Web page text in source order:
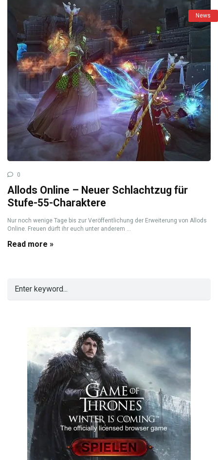
News
0
Allods Online – Neuer Schlachtzug für
Stufe-55-Charaktere
Nur noch wenige Tage bis zur Veröffentlichung der Erweiterung von Allods
Online. Freuen dürft ihr euch unter anderem ...
Read more »